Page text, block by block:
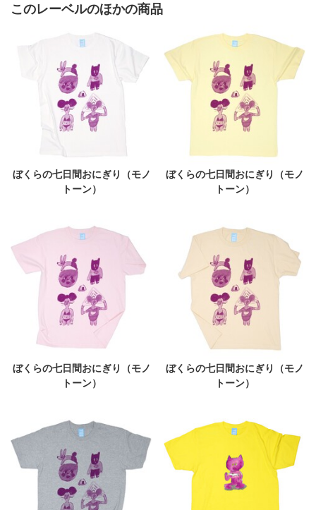
このレーベルのほかの商品
ぼくらの七日間おにぎり（モノ
トーン）
ぼくらの七日間おにぎり（モノ
トーン）
ぼくらの七日間おにぎり（モノ
トーン）
ぼくらの七日間おにぎり（モノ
トーン）